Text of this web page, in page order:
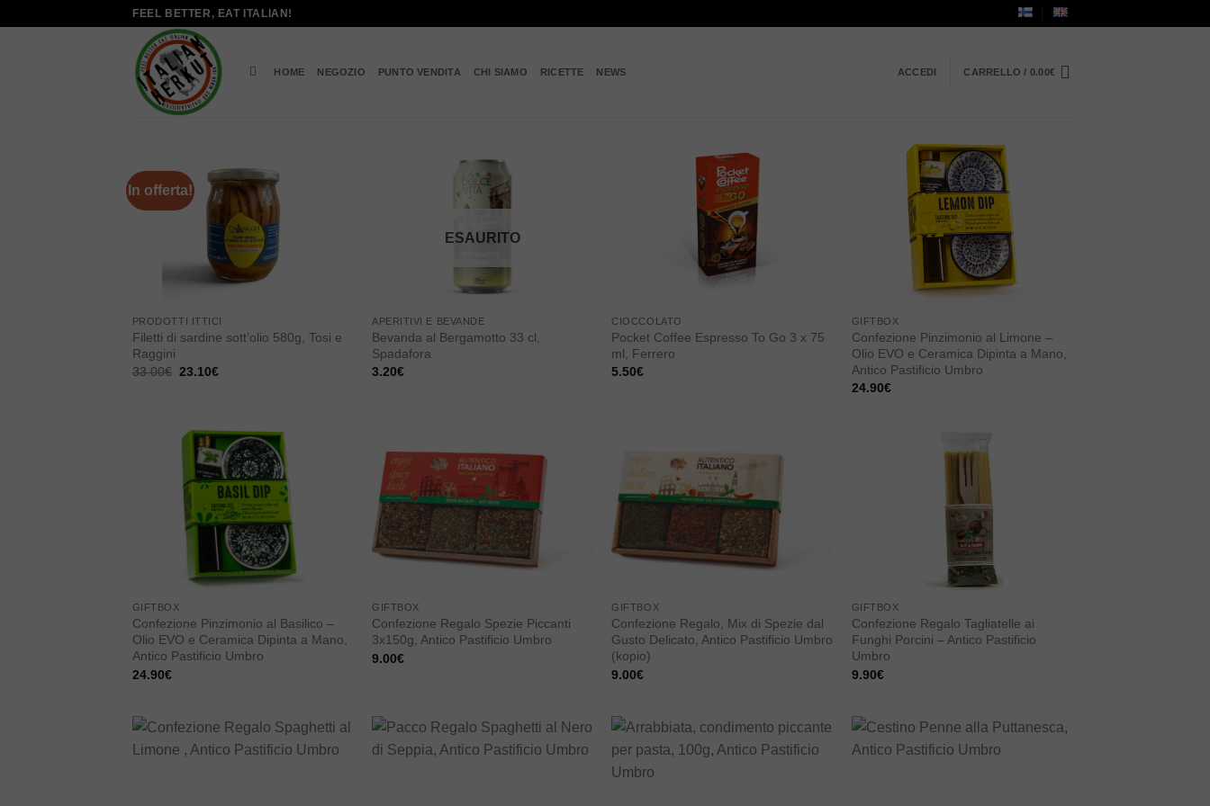
FEEL BETTER, EAT ITALIAN!
HOME NEGOZIO PUNTO VENDITA CHI SIAMO RICETTE NEWS ACCEDI CARRELLO / 0.00€
In offerta!
PRODOTTI ITTICI
Filetti di sardine sott’olio 580g, Tosi e
Raggini
33.00€ Il
23.10€Il
ESAURITO
APERITIVI E BEVANDE
Bevanda al Bergamotto 33 cl,
Spadafora
3.20€
CIOCCOLATO
Pocket Coffee Espresso To Go 3 x 75
ml, Ferrero
5.50€
GIFTBOX
Confezione Pinzimonio al Limone –
Olio EVO e Ceramica Dipinta a Mano,
Antico Pastificio Umbro
24.90€
GIFTBOX
Confezione Pinzimonio al Basilico –
Olio EVO e Ceramica Dipinta a Mano,
Antico Pastificio Umbro
24.90€
GIFTBOX
Confezione Regalo Spezie Piccanti
3x150g, Antico Pastificio Umbro
9.00€
GIFTBOX
Confezione Regalo, Mix di Spezie dal
Gusto Delicato, Antico Pastificio Umbro
(kopio)
9.00€
GIFTBOX
Confezione Regalo Tagliatelle ai
Funghi Porcini – Antico Pastificio
Umbro
9.90€